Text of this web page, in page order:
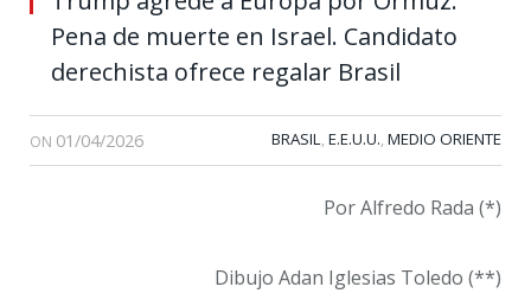
Pena de muerte en Israel. Candidato
derechista ofrece regalar Brasil
ON 01/04/2026 BRASIL, E.E.U.U., MEDIO ORIENTE
Por Alfredo Rada (*)
Dibujo Adan Iglesias Toledo (**)